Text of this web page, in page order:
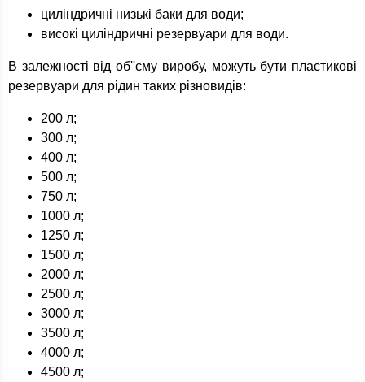
циліндричні низькі баки для води;
високі циліндричні резервуари для води.
В залежності від об''єму виробу, можуть бути пластикові
резервуари для рідин таких різновидів:
200 л;
300 л;
400 л;
500 л;
750 л;
1000 л;
1250 л;
1500 л;
2000 л;
2500 л;
3000 л;
3500 л;
4000 л;
4500 л;